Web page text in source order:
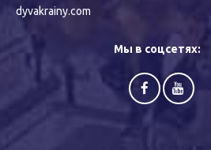
dyvakrainy.com
Мы в соцсетях: